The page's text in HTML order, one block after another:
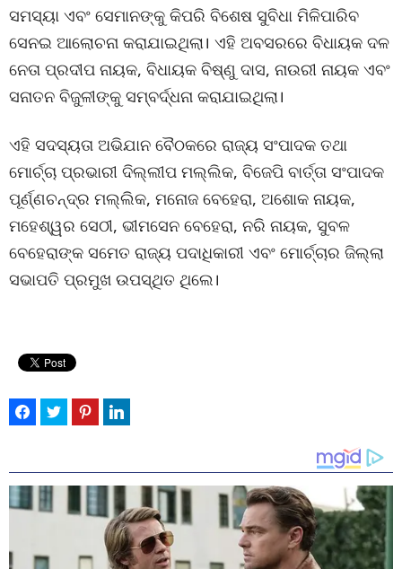
ସମସ୍ୟା ଏବଂ ସେମାନଙ୍କୁ କିପରି ବିଶେଷ ସୁବିଧା ମିଳିପାରିବ
ସେନଇ ଆଲୋଚନା କରାଯାଇଥିଲା। ଏହି ଅବସରରେ ବିଧାୟକ ଦଳ
ନେତା ପ୍ରଦୀପ ନାୟକ, ବିଧାୟକ ବିଷ୍ଣୁ ଦାସ, ନାଉରୀ ନାୟକ ଏବଂ
ସନାତନ ବିଜୁଳୀଙ୍କୁ ସମ୍ବର୍ଦ୍ଧନା କରାଯାଇଥିଲା।
ଏହି ସଦସ୍ୟତା ଅଭିଯାନ ବୈଠକରେ ରାଜ୍ୟ ସଂପାଦକ ତଥା
ମୋର୍ଚ୍ଚା ପ୍ରଭାରୀ ଦିଲ୍ଲୀପ ମଲ୍ଲିକ, ବିଜେପି ବାର୍ତ୍ତା ସଂପାଦକ
ପୂର୍ଣ୍ଣଚନ୍ଦ୍ର ମଲ୍ଲିକ, ମନୋଜ ବେହେରା, ଅଶୋକ ନାୟକ,
ମହେଶ୍ୱର ସେଠୀ, ଭୀମସେନ ବେହେରା, ନରି ନାୟକ, ସୁବଳ
ବେହେରାଙ୍କ ସମେତ ରାଜ୍ୟ ପଦାଧିକାରୀ ଏବଂ ମୋର୍ଚ୍ଚାର ଜିଲ୍ଲା
ସଭାପତି ପ୍ରମୁଖ ଉପସ୍ଥିତ ଥିଲେ।